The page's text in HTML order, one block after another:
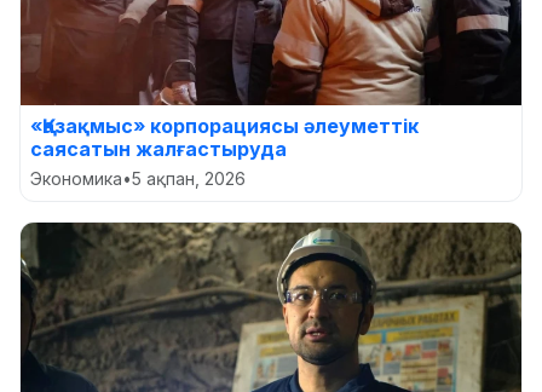
«Қазақмыс» корпорациясы әлеуметтік
саясатын жалғастыруда
Экономика•5 ақпан, 2026